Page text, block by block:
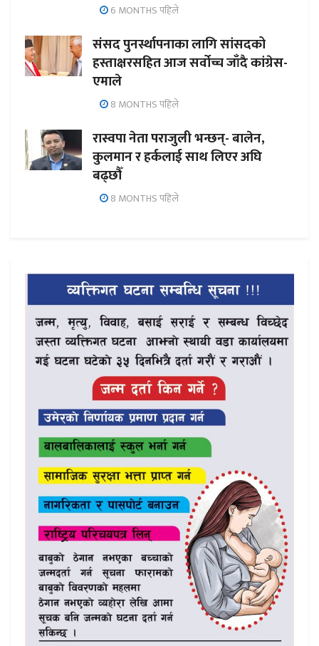
6 MONTHS पहिले
संसद पुनर्स्थापनाका लागि सांसदको
हस्ताक्षरसहित आज सर्वोच्च जाँदै कांग्रेस-
एमाले
8 MONTHS पहिले
रास्वपा नेता पराजुली भन्छन्- बालेन,
कुलमान र हर्कलाई साथ लिएर अघि
बढ्छौँ
8 MONTHS पहिले